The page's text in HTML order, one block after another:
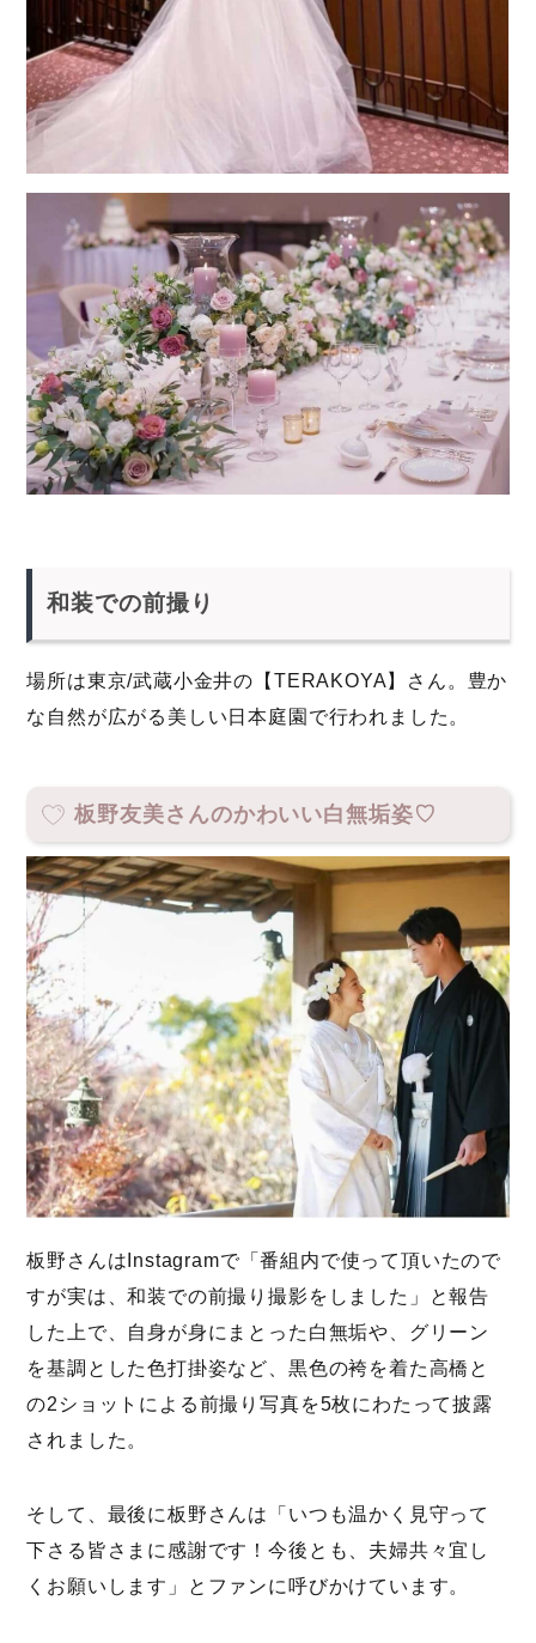
和装での前撮り
場所は東京/武蔵小金井の【TERAKOYA】さん。豊か
な自然が広がる美しい日本庭園で行われました。
板野友美さんのかわいい白無垢姿♡
板野さんはInstagramで「番組内で使って頂いたので
すが実は、和装での前撮り撮影をしました」と報告
した上で、自身が身にまとった白無垢や、グリーン
を基調とした色打掛姿など、黒色の袴を着た高橋と
の2ショットによる前撮り写真を5枚にわたって披露
されました。
そして、最後に板野さんは「いつも温かく見守って
下さる皆さまに感謝です！今後とも、夫婦共々宜し
くお願いします」とファンに呼びかけています。